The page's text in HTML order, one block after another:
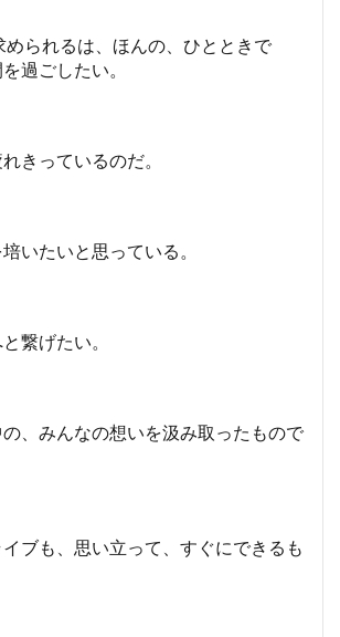
められるは、ほんの、ひとときで
過ごしたい。
きっているのだ。
いたいと思っている。
繋げたい。
、みんなの想いを汲み取ったもので
ブも、思い立って、すぐにできるも